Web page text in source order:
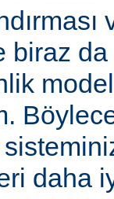
biraz
daha